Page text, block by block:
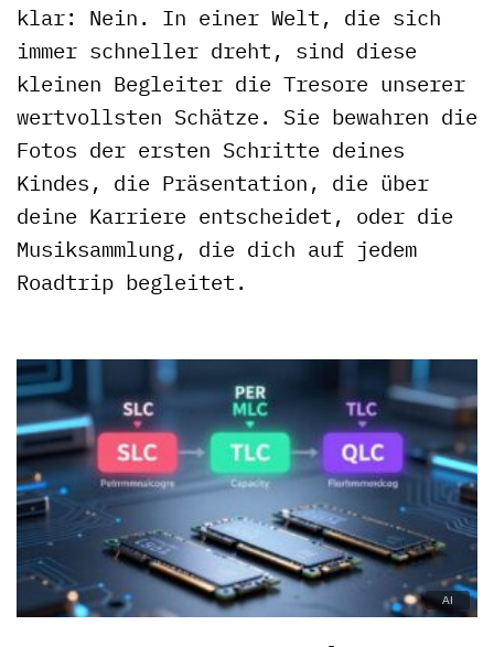
klar: Nein. In einer Welt, die sich
immer schneller dreht, sind diese
kleinen Begleiter die Tresore unserer
wertvollsten Schätze. Sie bewahren die
Fotos der ersten Schritte deines
Kindes, die Präsentation, die über
deine Karriere entscheidet, oder die
Musiksammlung, die dich auf jedem
Roadtrip begleitet.